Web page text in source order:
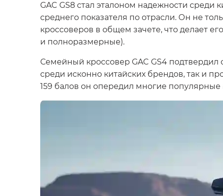
GAC GS8 стал эталоном надежности среди
среднего показателя по отрасли. Он не
кроссоверов в общем зачете, что делает
и полноразмерные).
Семейный кроссовер GAC GS4
среди исконно китайских брендов, так и
159 балов он опередил многие